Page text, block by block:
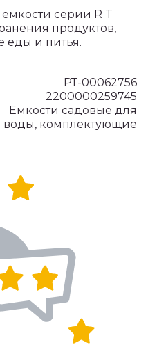
серии R T
продуктов,
еды и питья.
РТ-00062756
2200000259745
Емкости садовые для
воды, комплектующие